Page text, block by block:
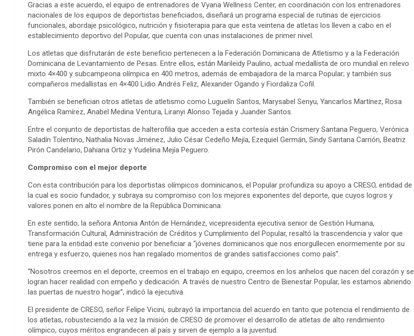
Gracias a este acuerdo, el equipo de entrenadores de Vyana Wellness Center, en coordinación con los entrenadores
nacionales de los equipos de deportistas beneficiados, diseñará un programa especial de rutinas de ejercicios
funcionales, abordaje psicológico, nutrición y fisioterapia para que esta veintena de atletas los lleven a cabo en el
establecimiento deportivo del Popular, que cuenta con unas instalaciones de primer nivel.
Los atletas que disfrutarán de este beneficio pertenecen a la Federación Dominicana de Atletismo y a la Federación
Dominicana de Levantamiento de Pesas. Entre ellos, están Marileidy Paulino, actual medallista de oro mundial en relevo
mixto 4×400 y subcampeona olímpica en 400 metros, además de embajadora de la marca Popular; y también sus
compañeros medallistas en 4×400 Lidio Andrés Feliz, Alexander Ogando y Fiordaliza Cofil.
También se benefician otros atletas de atletismo como Luguelín Santos, Marysabel Senyu, Yancarlos Martínez, Rosa
Angélica Ramírez, Anabel Medina Ventura, Liranyi Alonso Tejada y Juander Santos.
Entre el conjunto de deportistas de halterofilia que acceden a esta cortesía están Crismery Santana Peguero, Verónica
Saladín Tolentino, Nathalia Novas Jiménez, Julio César Cedeño Mejía, Ezequiel Germán, Sindy Santana Carrión, Beatriz
Pirón Candelario, Dahiana Ortiz y Yudelina Mejía Peguero.
Compromiso con el mejor deporte
Con esta contribución para los deportistas olímpicos dominicanos, el Popular profundiza su apoyo a CRESO, entidad de
la cual es socio fundador, y subraya su compromiso con los mejores exponentes del deporte, que cuyos logros y
valores ponen en alto el nombre de la República Dominicana.
En este sentido, la señora Antonia Antón de Hernández, vicepresidenta ejecutiva senior de Gestión Humana,
Transformación Cultural, Administración de Créditos y Cumplimiento del Popular, resaltó la trascendencia y valor que
tiene para la entidad este convenio por beneficiar a “jóvenes dominicanos que nos enorgullecen enormemente por su
entrega y esfuerzo, quienes nos han regalado momentos de grandes satisfacciones como país”.
“Nosotros creemos en el deporte, creemos en el trabajo en equipo, creemos en los anhelos que nacen del corazón y se
logran hacer realidad con empeño y dedicación. A través de nuestro Centro de Bienestar Popular, les estamos abriendo
las puertas de nuestro hogar”, indicó la ejecutiva.
El presidente de CRESO, señor Felipe Vicini, subrayó la importancia del acuerdo en tanto que potencia el rendimiento de
los atletas, robusteciendo a la vez la misión de CRESO de promover el desarrollo de atletas de alto rendimiento
olímpico, cuyos méritos engrandecen al país y sirven de ejemplo a la juventud.